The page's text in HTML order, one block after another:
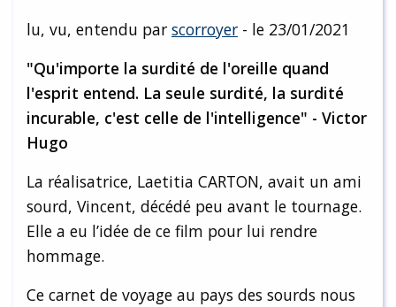
lu, vu, entendu par scorroyer - le 23/01/2021
"Qu'importe la surdité de l'oreille quand
l'esprit entend. La seule surdité, la surdité
incurable, c'est celle de l'intelligence" - Victor
Hugo
La réalisatrice, Laetitia CARTON, avait un ami
sourd, Vincent, décédé peu avant le tournage.
Elle a eu l’idée de ce film pour lui rendre
hommage.
Ce carnet de voyage au pays des sourds nous